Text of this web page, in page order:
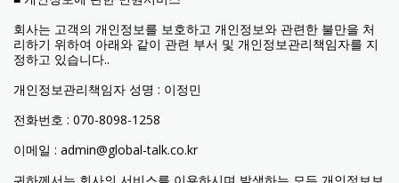
회사는 고객의 개인정보를 보호하고 개인정보와 관련한 불만을 처
리하기 위하여 아래와 같이 관련 부서 및 개인정보관리책임자를 지
정하고 있습니다..
개인정보관리책임자 성명 : 이정민
전화번호 : 070-8098-1258
이메일 : admin@global-talk.co.kr